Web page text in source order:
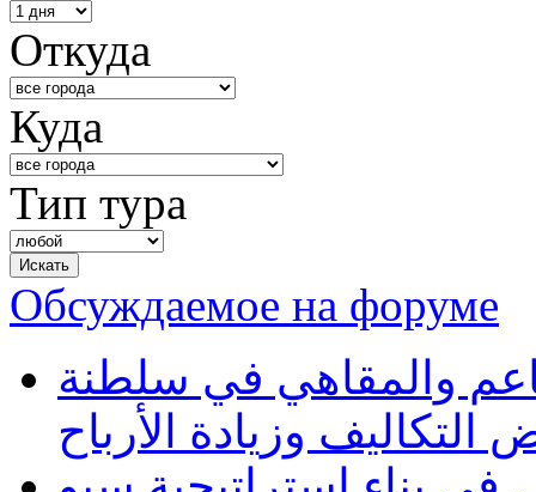
Откуда
Куда
Тип тура
Обсуждаемое на форуме
والمقاهي في سلطنة
وزيادة الأرباح